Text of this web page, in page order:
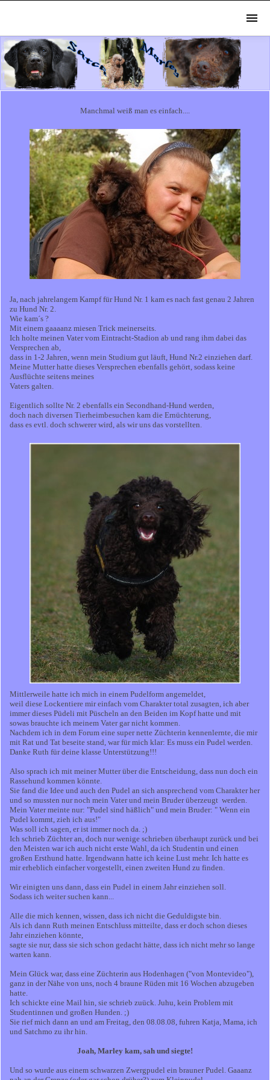
Manchmal weiß man es einfach....
Ja, nach jahrelangem Kampf für Hund Nr. 1 kam es nach fast genau 2 Jahren
zu Hund Nr. 2.
Wie kam´s ?
Mit einem gaaaanz miesen Trick meinerseits.
Ich holte meinen Vater vom Eintracht-Stadion ab und rang ihm dabei das
Versprechen ab,
dass in 1-2 Jahren, wenn mein Studium gut läuft, Hund Nr.2 einziehen darf.
Meine Mutter hatte dieses Versprechen ebenfalls gehört, sodass keine
Ausflüchte seitens meines
Vaters galten.
Eigentlich sollte Nr. 2 ebenfalls ein Secondhand-Hund werden,
doch nach diversen Tierheimbesuchen kam die Ernüchterung,
dass es evtl. doch schwerer wird, als wir uns das vorstellten.
Mittlerweile hatte ich mich in einem Pudelform angemeldet,
weil diese Lockentiere mir einfach vom Charakter total zusagten, ich aber
immer dieses Püdeli mit Püscheln an den Beiden im Kopf hatte und mit
sowas brauchte ich meinem Vater gar nicht kommen.
Nachdem ich in dem Forum eine super nette Züchterin kennenlernte, die mir
mit Rat und Tat beseite stand, war für mich klar: Es muss ein Pudel werden.
Danke Ruth für deine klasse Unterstützung!!!
Also sprach ich mit meiner Mutter über die Entscheidung, dass nun doch ein
Rassehund kommen könnte.
Sie fand die Idee und auch den Pudel an sich ansprechend vom Charakter her
und so mussten nur noch mein Vater und mein Bruder überzeugt werden.
Mein Vater meinte nur: "Pudel sind häßlich" und mein Bruder: " Wenn ein
Pudel kommt, zieh ich aus!"
Was soll ich sagen, er ist immer noch da. ;)
Ich schrieb Züchter an, doch nur wenige schrieben überhaupt zurück und bei
den Meisten war ich auch nicht erste Wahl, da ich Studentin und einen
großen Ersthund hatte. Irgendwann hatte ich keine Lust mehr. Ich hatte es
mir erheblich einfacher vorgestellt, einen zweiten Hund zu finden.
Wir einigten uns dann, dass ein Pudel in einem Jahr einziehen soll.
Sodass ich weiter suchen kann...
Alle die mich kennen, wissen, dass ich nicht die Geduldigste bin.
Als ich dann Ruth meinen Entschluss mitteilte, dass er doch schon dieses
Jahr einziehen könnte,
sagte sie nur, dass sie sich schon gedacht hätte, dass ich nicht mehr so lange
warten kann.
Mein Glück war, dass eine Züchterin aus Hodenhagen ("von Montevideo"),
ganz in der Nähe von uns, noch 4 braune Rüden mit 16 Wochen abzugeben
hatte.
Ich schickte eine Mail hin, sie schrieb zuück. Juhu, kein Problem mit
Studentinnen und großen Hunden. ;)
Sie rief mich dann an und am Freitag, den 08.08.08, fuhren Katja, Mama, ich
und Satchmo zu ihr hin.
Joah, Marley kam, sah und siegte!
Und so wurde aus einem schwarzen Zwergpudel ein brauner Pudel. Gaaanz